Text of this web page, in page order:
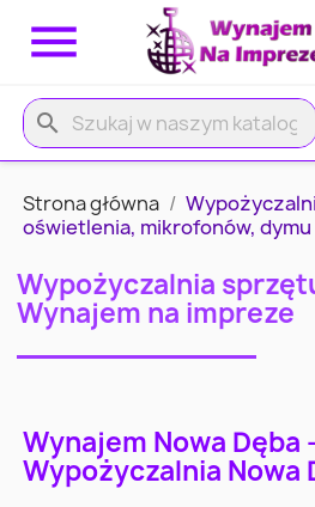

search
Strona główna
oświetlenia, mikrofonów, dymu
Wypożyczalnia
Wynajem na impreze
Wynajem Nowa Dęba
Wypożyczalnia Nowa